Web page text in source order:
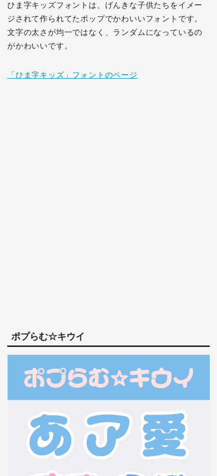
ひま字キッズフォントは、げんきな子供たちをイメー
ジされて作られてたポップでかわいいフォントです。
文字の太さが均一ではなく、ランダムになっているの
がかわいいです。
「ひま字キッズ」フォントのページ
ポプらむ☆キウイ